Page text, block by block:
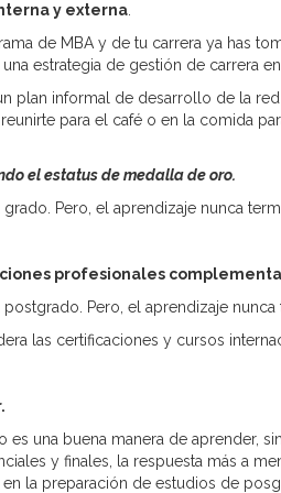
y externa
de MBA y de tu carrera ya has
estrategia de gestión de carrera
plan informal de desarrollo de la
para el café o en la comida
el estatus de medalla de oro.
Pero, el aprendizaje nunca
profesionales
Pero, el aprendizaje
las certificaciones y cursos
es una buena manera de aprender,
y finales, la respuesta más a
la preparación de estudios de